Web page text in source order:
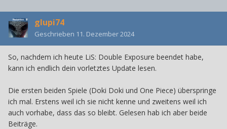
glupi74
Geschrieben 11. Dezember 2024
So, nachdem ich heute LiS: Double Exposure beendet habe,
kann ich endlich dein vorletztes Update lesen.
Die ersten beiden Spiele (Doki Doki und One Piece) überspringe
ich mal. Erstens weil ich sie nicht kenne und zweitens weil ich
auch vorhabe, dass das so bleibt. Gelesen hab ich aber beide
Beiträge.